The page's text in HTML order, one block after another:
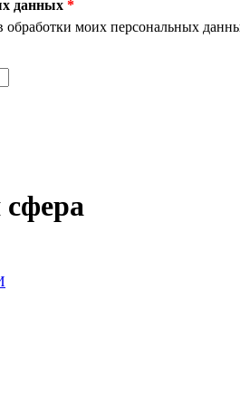
данных *
обработки моих персональных